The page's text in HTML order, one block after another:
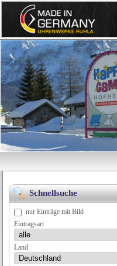
Schnellsuche
nur Einträge mit Bild
Eintragsart
Land